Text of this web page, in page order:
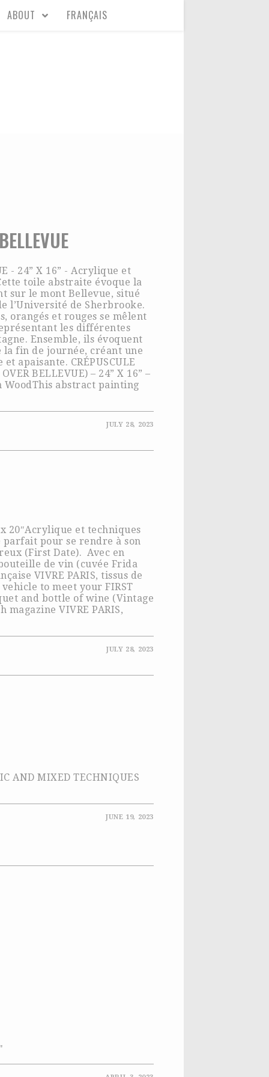
ABOUT FRANÇAIS
- 24” X 16” - Acrylique et
toile abstraite évoque la
sur le mont Bellevue, situé
l’Université de Sherbrooke.
orangés et rouges se mêlent
les différentes
Ensemble, ils évoquent
fin de journée, créant une
apaisante. CRÉPUSCULE
BELLEVUE) – 24” X 16” –
abstract painting
JULY 28, 2023
x 20″Acrylique et techniques
pour se rendre à son
(First Date). Avec en
de vin (cuvée Frida
VIVRE PARIS, tissus de
to meet your FIRST
and bottle of wine (Vintage
VIVRE PARIS,
JULY 28, 2023
AND MIXED TECHNIQUES
JUNE 19, 2023